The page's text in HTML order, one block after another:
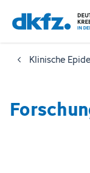
Zum
Hauptinhalt
springen
Zur
Fußzeile
springen
Klinische